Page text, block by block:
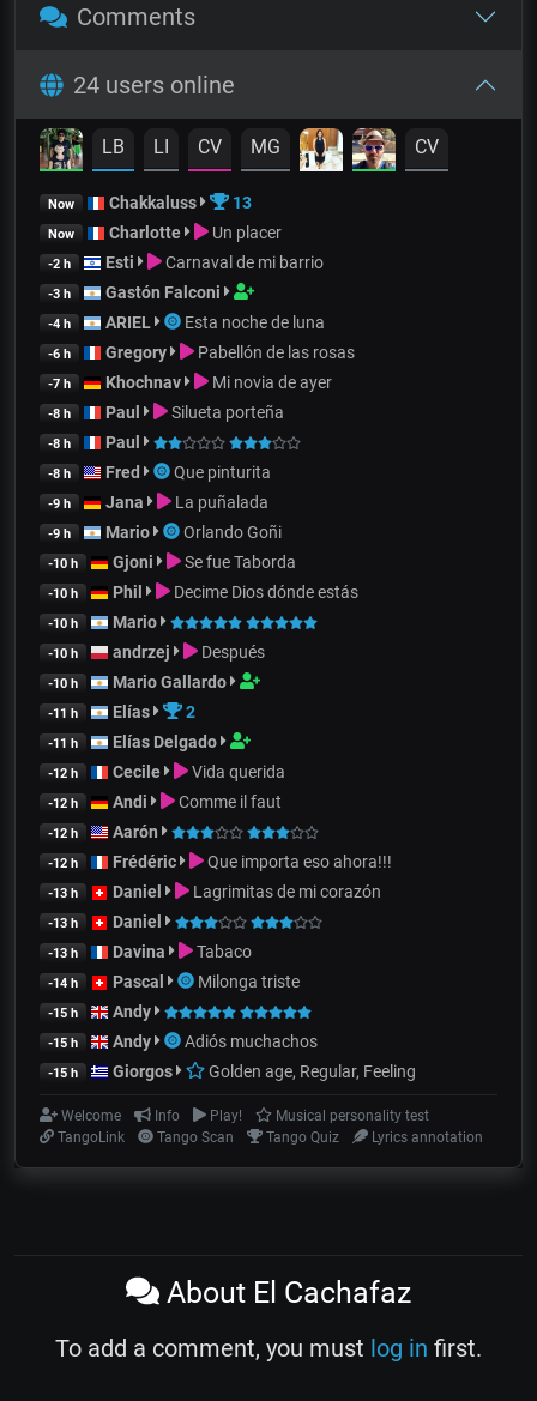
Comments
24 users online
LB LI CV MG CV
Now Chakkaluss 13
Now Charlotte Un placer
-2 h Esti Carnaval de mi barrio
-3 h Gastón Falconi
-4 h ARIEL Esta noche de luna
-6 h Gregory Pabellón de las rosas
-7 h Khochnav Mi novia de ayer
-8 h Paul Silueta porteña
-8 h Paul
-8 h Fred Que pinturita
-9 h Jana La puñalada
-9 h Mario Orlando Goñi
-10 h Gjoni Se fue Taborda
-10 h Phil Decime Dios dónde estás
-10 h Mario
-10 h andrzej Después
-10 h Mario Gallardo
-11 h Elías 2
-11 h Elías Delgado
-12 h Cecile Vida querida
-12 h Andi Comme il faut
-12 h Aarón
-12 h Frédéric Que importa eso ahora!!!
-13 h Daniel Lagrimitas de mi corazón
-13 h Daniel
-13 h Davina Tabaco
-14 h Pascal Milonga triste
-15 h Andy
-15 h Andy Adiós muchachos
-15 h Giorgos Golden age, Regular, Feeling
Welcome Info Play!
Musical personality test
TangoLink
Tango Scan Tango Quiz Lyrics annotation
About El Cachafaz
To add a comment, you must log in first.